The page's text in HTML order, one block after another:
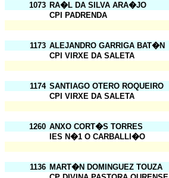
1073 RA�L DA SILVA ARA�JO
CPI PADRENDA
1173 ALEJANDRO GARRIGA BAT�N
CPI VIRXE DA SALETA
1174 SANTIAGO OTERO ROQUEIRO
CPI VIRXE DA SALETA
1260 ANXO CORT�S TORRES
IES N�1 O CARBALLI�O
1136 MART�N DOMINGUEZ TOUZA